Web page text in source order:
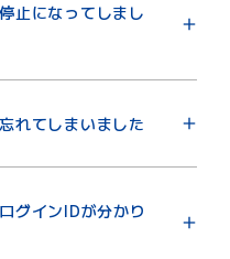
し込みむことでご利用い
金特別割引と併用いただけま
する場合があります。そ
始が一致しない場合があ
止になってしまし
とアカウントのロックが
後ログインをお試しくだ
れてしまいました
イン画面」をクリックい
定のお手続きをお願いい
グインIDが分かり